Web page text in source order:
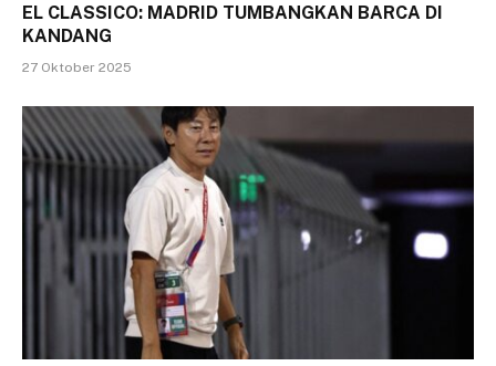
EL CLASSICO: MADRID TUMBANGKAN BARCA DI
KANDANG
27 Oktober 2025